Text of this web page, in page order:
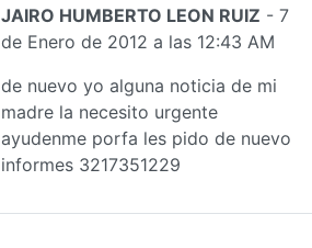
JAIRO HUMBERTO LEON RUIZ - 7
de Enero de 2012 a las 12:43 AM
de nuevo yo alguna noticia de mi
madre la necesito urgente
ayudenme porfa les pido de nuevo
informes 3217351229